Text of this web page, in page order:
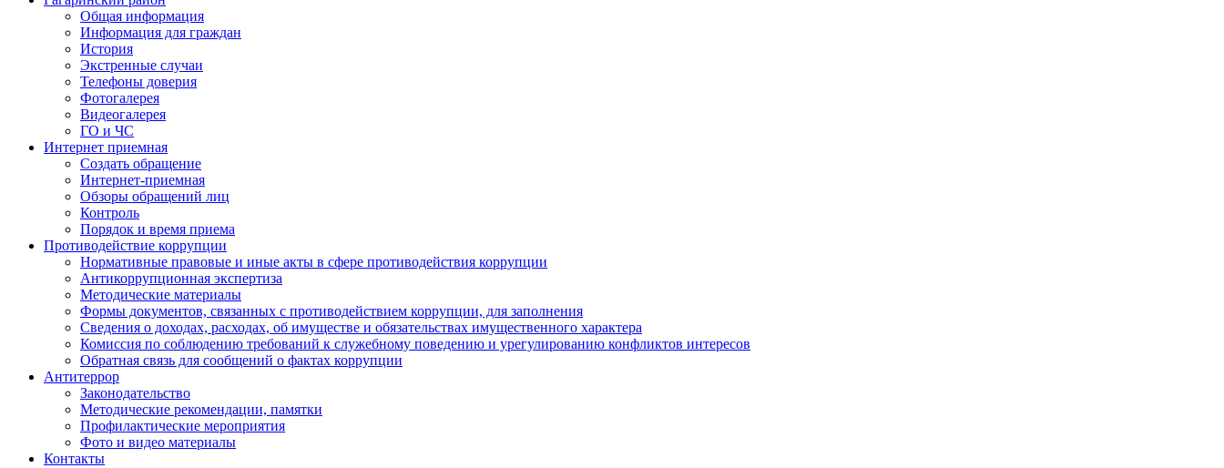
Общая информация
Информация для граждан
История
Экстренные случаи
Телефоны доверия
Фотогалерея
Видеогалерея
ГО и ЧС
Интернет приемная
Создать обращение
Интернет-приемная
Обзоры обращений лиц
Контроль
Порядок и время приема
Противодействие коррупции
Нормативные правовые и иные акты в сфере противодействия коррупции
Антикоррупционная экспертиза
Методические материалы
Формы документов, связанных с противодействием коррупции, для заполнения
Сведения о доходах, расходах, об имуществе и обязательствах имущественного характера
Комиссия по соблюдению требований к служебному поведению и урегулированию конфликтов интересов
Обратная связь для сообщений о фактах коррупции
Антитеррор
Законодательство
Методические рекомендации, памятки
Профилактические мероприятия
Фото и видео материалы
Контакты